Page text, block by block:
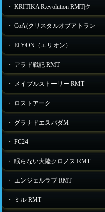
・ KRITIKA R:evolution RMT|ク
・ CoA(クリスタルオブアトラン
・ ELYON（エリオン）
・ アラド戦記 RMT
・ メイプルストーリー RMT
・ ロストアーク
・ グラナドエスパダM
・ FC24
・ 眠らない大陸クロノス RMT
・ エンジェルラブ RMT
・ ミル RMT